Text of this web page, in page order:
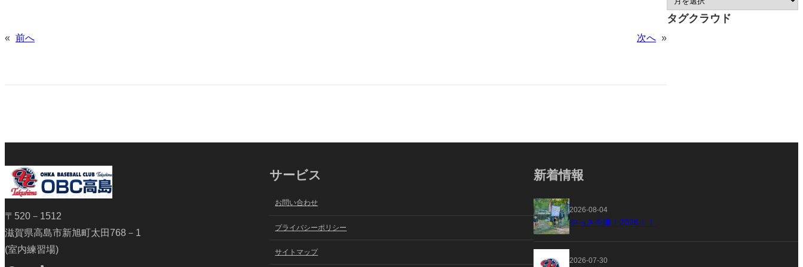
« 前へ 次へ »
タグクラウド
〒520－1512
滋賀県高島市新旭町太田768－1
(室内練習場)
サービス
お問い合わせ
プライバシーポリシー
サイトマップ
新着情報
2026-08-04
やっさ今津！2026！！
2026-07-30